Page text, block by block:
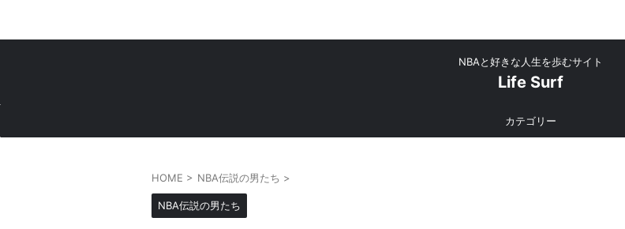
NBAと好きな人生を歩むサイト
Life Surf
カテゴリー
HOME > NBA伝説の男たち >
NBA伝説の男たち